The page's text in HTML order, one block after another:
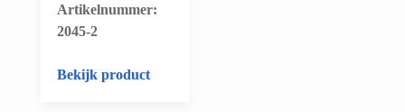
Artikelnummer:
2045-2
Bekijk product